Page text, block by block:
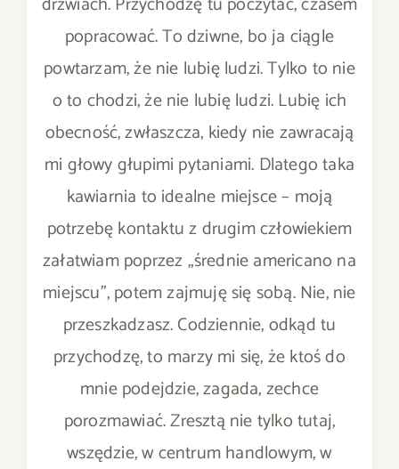
popracować. To dziwne, bo ja ciągle
powtarzam, że nie lubię ludzi. Tylko to nie
o to chodzi, że nie lubię ludzi. Lubię ich
obecność, zwłaszcza, kiedy nie zawracają
mi głowy głupimi pytaniami. Dlatego taka
kawiarnia to idealne miejsce – moją
potrzebę kontaktu z drugim człowiekiem
załatwiam poprzez „średnie americano na
miejscu”, potem zajmuję się sobą. Nie, nie
przeszkadzasz. Codziennie, odkąd tu
przychodzę, to marzy mi się, że ktoś do
mnie podejdzie, zagada, zechce
porozmawiać. Zresztą nie tylko tutaj,
wszędzie, w centrum handlowym, w